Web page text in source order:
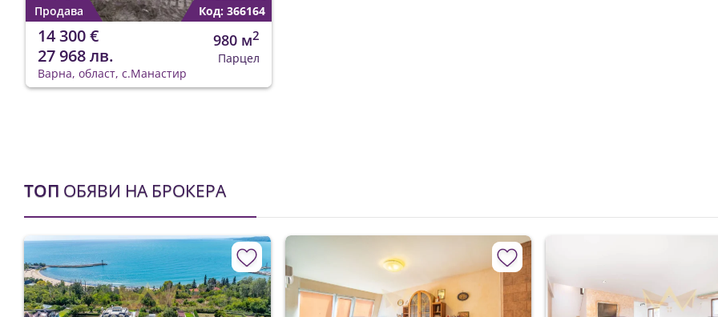
Продава Код: 366164
14 300 €
27 968 лв.
980 м2
Парцел
Варна, област, с.Манастир
ТОП ОБЯВИ НА БРОКЕРА